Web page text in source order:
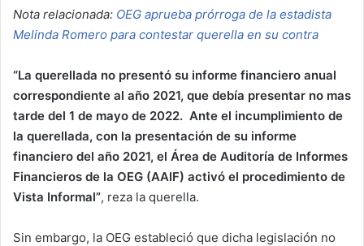
Nota relacionada: OEG aprueba prórroga de la estadista
Melinda Romero para contestar querella en su contra
“La querellada no presentó su informe financiero anual
correspondiente al año 2021, que debía presentar no mas
tarde del 1 de mayo de 2022. Ante el incumplimiento de
la querellada, con la presentación de su informe
financiero del año 2021, el Área de Auditoría de Informes
Financieros de la OEG (AAIF) activó el procedimiento de
Vista Informal”, reza la querella.
Sin embargo, la OEG estableció que dicha legislación no